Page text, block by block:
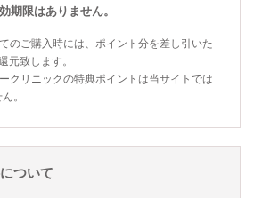
期限はありません。
のご購入時には、ポイント分を差し引いた
元致します。
クリニックの特典ポイントは当サイトでは
。
ついて